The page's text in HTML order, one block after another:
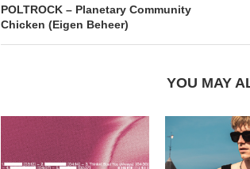
POLTROCK – Planetary Community
Chicken (Eigen Beheer)
YOU MAY